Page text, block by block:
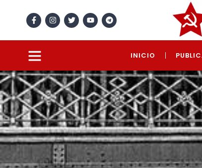
INICIO